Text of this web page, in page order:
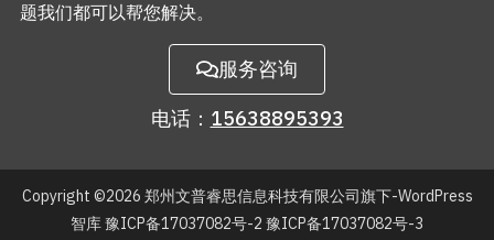
题我们都可以帮您解决。
服务咨询
电话： 15638895393
Copyright ©2026 郑州文普睿思信息科技有限公司旗下-WordPress
智库豫ICP备17037082号-2 豫ICP备17037082号-3